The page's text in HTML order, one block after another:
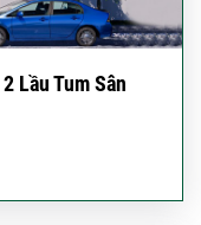
Lầu Tum Sân